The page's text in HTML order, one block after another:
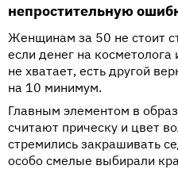
непростительную
Женщинам за 50 не стоит
если денег на
не хватает, есть другой
на 10 минимум.
Главным элементом в
считают прическу и цвет
стремились закрашивать
особо смелые выбирали